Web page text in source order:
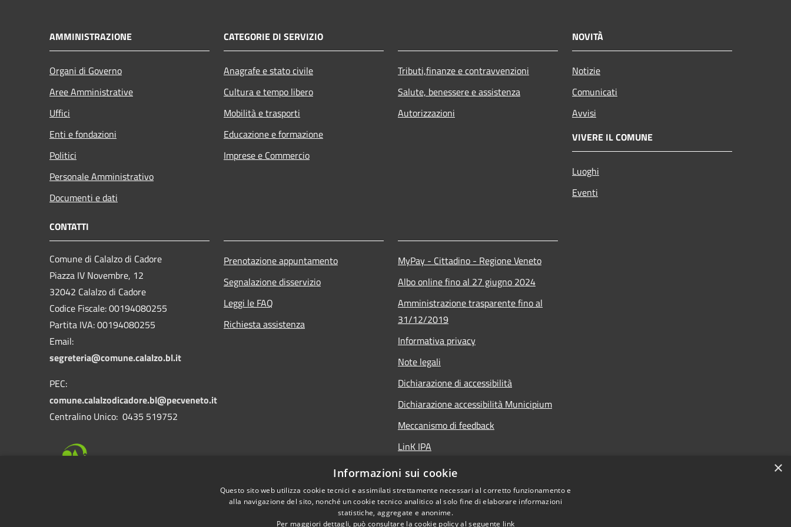
AMMINISTRAZIONE
Organi di Governo
Aree Amministrative
Uffici
Enti e fondazioni
Politici
Personale Amministrativo
Documenti e dati
CATEGORIE DI SERVIZIO
Anagrafe e stato civile
Cultura e tempo libero
Mobilità e trasporti
Educazione e formazione
Imprese e Commercio
Tributi,finanze e contravvenzioni
Salute, benessere e assistenza
Autorizzazioni
NOVITÀ
Notizie
Comunicati
Avvisi
VIVERE IL COMUNE
Luoghi
Eventi
CONTATTI
Comune di Calalzo di Cadore
Piazza IV Novembre, 12
32042 Calalzo di Cadore
Codice Fiscale: 00194080255
Partita IVA: 00194080255
Email:
segreteria@comune.calalzo.bl.it
PEC:
comune.calalzodicadore.bl@pecveneto.it
Centralino Unico: 0435 519752
Prenotazione appuntamento
Segnalazione disservizio
Leggi le FAQ
Richiesta assistenza
MyPay - Cittadino - Regione Veneto
Albo online fino al 27 giugno 2024
Amministrazione trasparente fino al
31/12/2019
Informativa privacy
Note legali
Dichiarazione di accessibilità
Dichiarazione accessibilità Municipium
Meccanismo di feedback
LinK IPA
Social media policy
×
Informazioni sui cookie
Questo sito web utilizza cookie tecnici e assimilati strettamente necessari al corretto funzionamento e
alla navigazione del sito, nonché un cookie tecnico analitico al solo fine di elaborare informazioni
statistiche, aggregate e anonime.
Per maggiori dettagli, può consultare la cookie policy al seguente link